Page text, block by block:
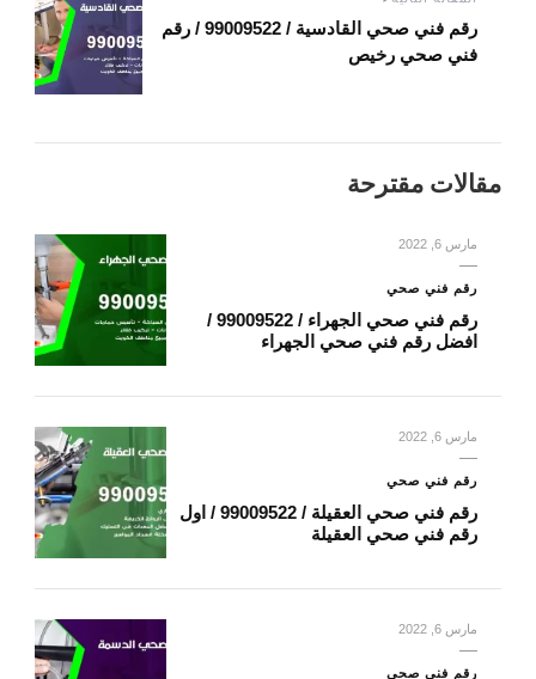
رقم فني صحي القادسية / 99009522 / رقم
فني صحي رخيص
مقالات مقترحة
مارس 6, 2022
رقم فني صحي
رقم فني صحي الجهراء / 99009522 /
افضل رقم فني صحي الجهراء
مارس 6, 2022
رقم فني صحي
رقم فني صحي العقيلة / 99009522 / اول
رقم فني صحي العقيلة
مارس 6, 2022
رقم فني صحي